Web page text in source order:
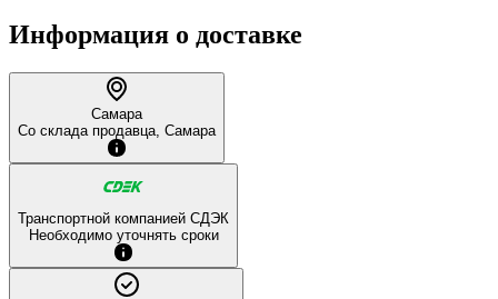
Информация о доставке
Самара
Со склада продавца, Самара
Транспортной компанией СДЭК
Необходимо уточнять сроки